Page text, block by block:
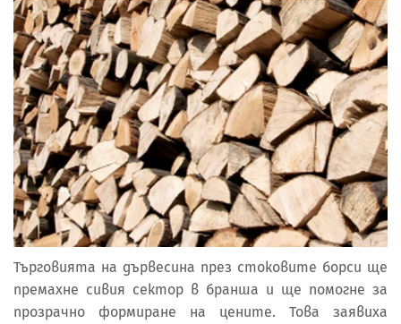
Търговията на дървесина през стоковите борси ще
премахне сивия сектор в бранша и ще помогне за
прозрачно формиране на цените. Това заявиха